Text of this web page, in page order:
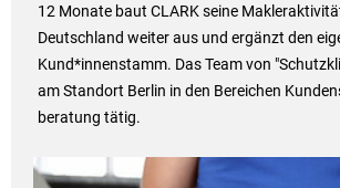
12 Monate baut CLARK seine
Deutschland weiter aus und ergänzt den
Kund*innenstamm. Das Team von
am Standort Berlin in den Bereichen
beratung tätig.